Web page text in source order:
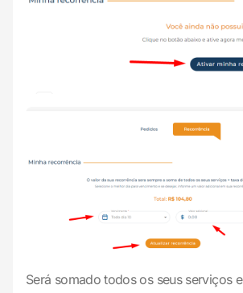
Será somado todos os seus serviços